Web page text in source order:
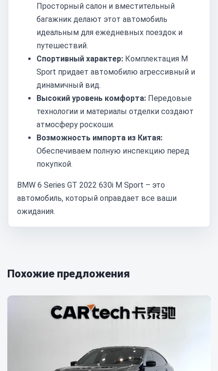
Просторный салон и вместительный
багажник делают этот автомобиль
идеальным для ежедневных поездок и
путешествий.
Спортивный характер: Комплектация M
Sport придает автомобилю агрессивный и
динамичный вид.
Высокий уровень комфорта: Передовые
технологии и материалы отделки создают
атмосферу роскоши.
Возможность импорта из Китая:
Обеспечиваем полную инспекцию перед
покупкой.
BMW 6 Series GT 2022 630i M Sport – это
автомобиль, который оправдает все ваши
ожидания.
Похожие предложения